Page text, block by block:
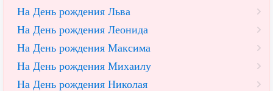
На День рождения Льва
На День рождения Леонида
На День рождения Максима
На День рождения Михаилу
На День рождения Николая